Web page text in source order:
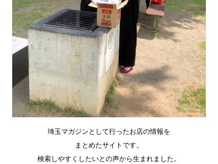
埼玉マガジンとして行ったお店の情報を
まとめたサイトです。
検索しやすくしたいとの声から生まれました。